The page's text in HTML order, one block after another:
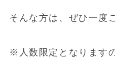
そんな方は、ぜひ一度
※人数限定となります